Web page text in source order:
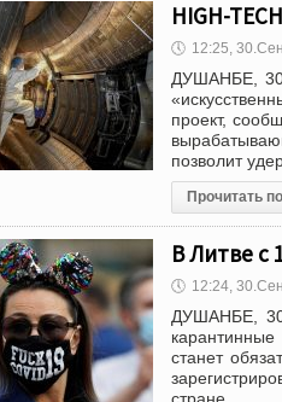
HIGH-
🕔 12:25,
ДУШАНБЕ,
проект,
позволит
Прочитать
В Литве с
🕔 12:24,
ДУШАНБЕ,
станет